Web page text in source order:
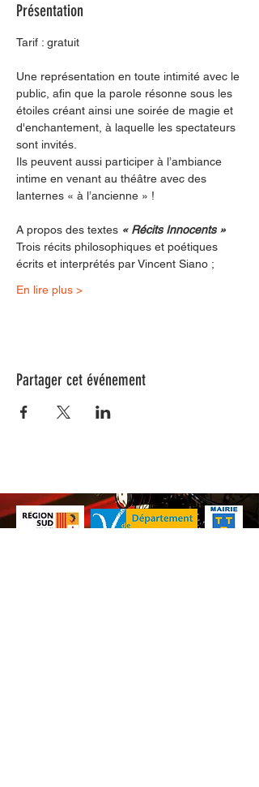
Présentation
Tarif : gratuit
Une représentation en toute intimité avec le
public, afin que la parole résonne sous les
étoiles créant ainsi une soirée de magie et
d'enchantement, à laquelle les spectateurs
sont invités.
Ils peuvent aussi participer à l’ambiance
intime en venant au théâtre avec des
lanternes « à l’ancienne » !
A propos des textes « Récits Innocents »
Trois récits philosophiques et poétiques
écrits et interprétés par Vincent Siano ;
En lire plus >
Partager cet événement